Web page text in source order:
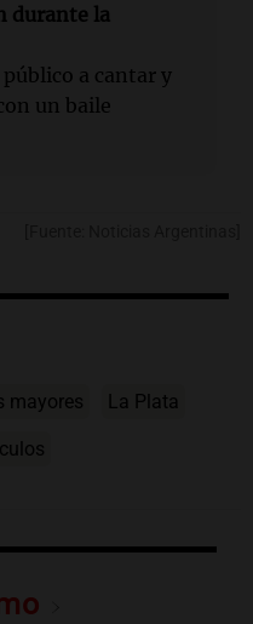
durante la
a cantar y
un baile
mayores La Plata